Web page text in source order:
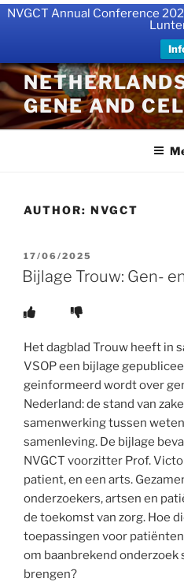
NVGCT Annual Conference
Skip
to
contentGENE AND
AUTHOR: NVGCT
POSTED
ON
17/06/2025
Bijlage Trouw: Gen-
Het dagblad Trouw heeft in
VSOP een bijlage
geinformeerd wordt over
Nederland: de stand van
samenwerking tussen
samenleving. De bijlage
NVGCT voorzitter Prof.
patient, en een arts.
onderzoekers, artsen en
de toekomst van zorg. Hoe
toepassingen voor
om baanbrekend onderzoek
brengen?